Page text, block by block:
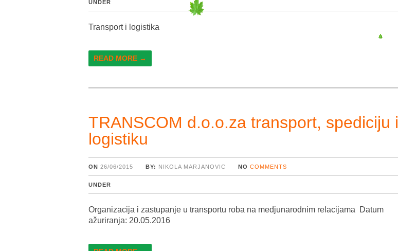
UNDER
Transport i logistika
READ MORE →
TRANSCOM d.o.o.za transport, spediciju i
logistiku
ON 26/06/2015 BY: NIKOLA MARJANOVIC NO COMMENTS
UNDER
Organizacija i zastupanje u transportu roba na medjunarodnim relacijama Datum
ažuriranja: 20.05.2016